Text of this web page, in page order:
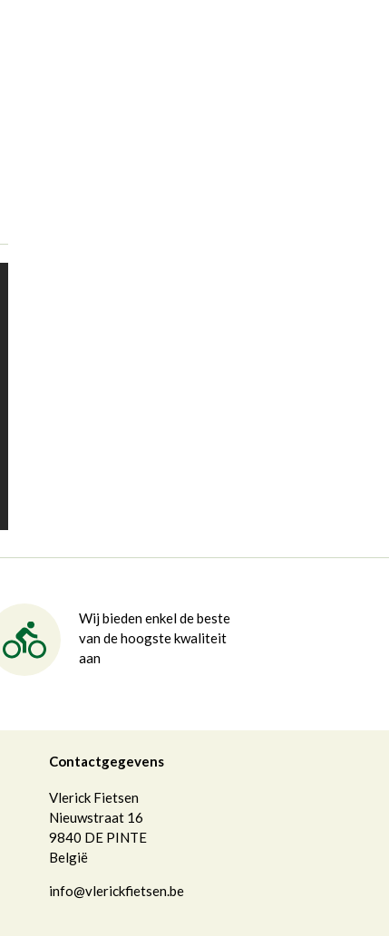
Wij bieden enkel de beste
van de hoogste kwaliteit
aan
Contactgegevens
Vlerick Fietsen
Nieuwstraat 16
9840 DE PINTE
België
info@vlerickfietsen.be